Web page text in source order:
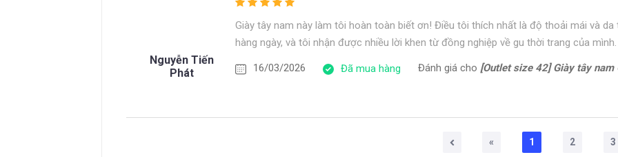
Nguyễn Tiến
Phát
Giày tây nam này làm tôi hoàn toàn biết ơn! Điều tôi thích nhất là độ thoải mái và
hàng ngày, và tôi nhận được nhiều lời khen từ đồng nghiệp về gu thời trang của mình.
16/03/2026 Đã mua hàng Đánh giá cho [Outlet size 42] Giày tây nam Oxford
« 1 2 3